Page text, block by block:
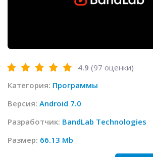
4.9 (97 оценки)
Категория: Программы
Версия: Android 7.0
Разработчик: BandLab Technologies
Размер: 66.13 Mb